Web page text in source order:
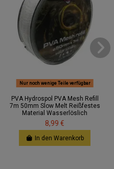
Nur noch wenige Teile verfügbar
PVA Hydrospol PVA Mesh Refill
7m 50mm Slow Melt Reißfestes
Material Wasserlöslich
8,99 €
In den Warenkorb